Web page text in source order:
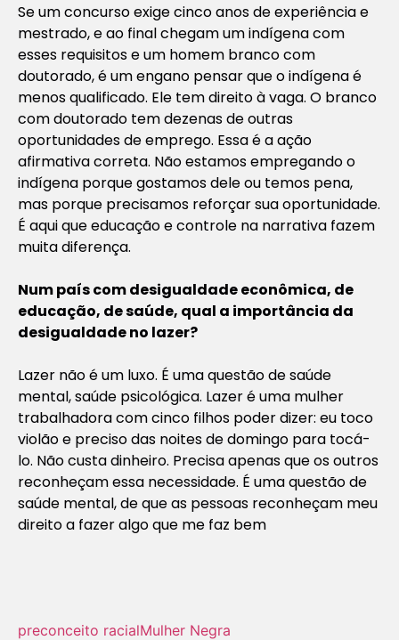
Se um concurso exige cinco anos de experiência e
mestrado, e ao final chegam um indígena com
esses requisitos e um homem branco com
doutorado, é um engano pensar que o indígena é
menos qualificado. Ele tem direito à vaga. O branco
com doutorado tem dezenas de outras
oportunidades de emprego. Essa é a ação
afirmativa correta. Não estamos empregando o
indígena porque gostamos dele ou temos pena,
mas porque precisamos reforçar sua oportunidade.
É aqui que educação e controle na narrativa fazem
muita diferença.
Num país com desigualdade econômica, de
educação, de saúde, qual a importância da
desigualdade no lazer?
Lazer não é um luxo. É uma questão de saúde
mental, saúde psicológica. Lazer é uma mulher
trabalhadora com cinco filhos poder dizer: eu toco
violão e preciso das noites de domingo para tocá-
lo. Não custa dinheiro. Precisa apenas que os outros
reconheçam essa necessidade. É uma questão de
saúde mental, de que as pessoas reconheçam meu
direito a fazer algo que me faz bem
preconceito racialMulher Negra